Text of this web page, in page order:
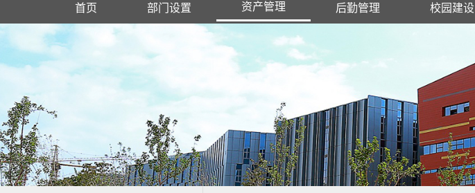
首页 部门设置 资产管理 后勤管理 校园建设